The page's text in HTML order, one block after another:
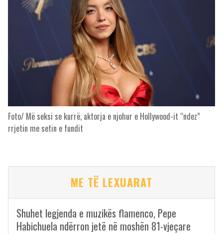
Foto/ Më seksi se kurrë, aktorja e njohur e Hollywood-it “ndez”
rrjetin me setin e fundit
ME TË LEXUARAT
Shuhet legjenda e muzikës flamenco, Pepe
Habichuela ndërron jetë në moshën 81-vjeçare